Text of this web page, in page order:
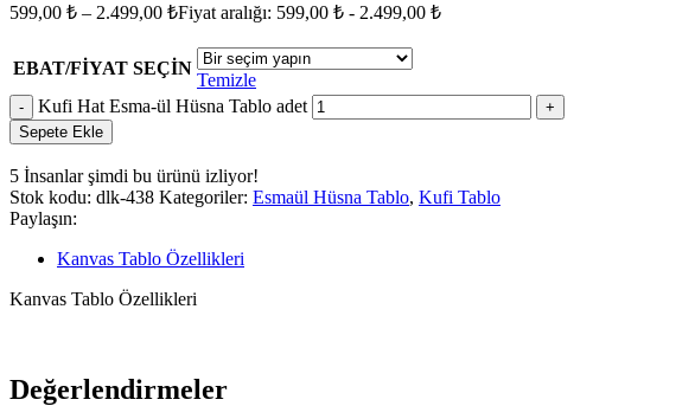
599,00 ₺ – 2.499,00 ₺Fiyat aralığı: 599,00 ₺ - 2.499,00 ₺
EBAT/FİYAT SEÇİN
Temizle
Kufi Hat Esma-ül Hüsna Tablo adet
Sepete Ekle
5 İnsanlar şimdi bu ürünü izliyor!
Stok kodu: dlk-438 Kategoriler: Esmaül Hüsna Tablo, Kufi Tablo
Paylaşın:
Kanvas Tablo Özellikleri
Kanvas Tablo Özellikleri
Değerlendirmeler